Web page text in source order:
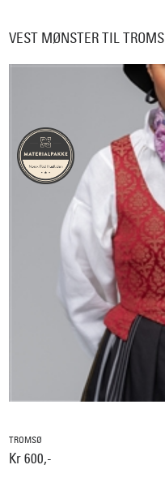
VEST MØNSTER TIL
TROMSØ
Kr 600,-